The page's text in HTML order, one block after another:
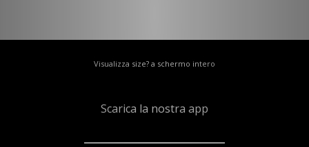
Visualizza size? a schermo intero
Scarica la nostra app